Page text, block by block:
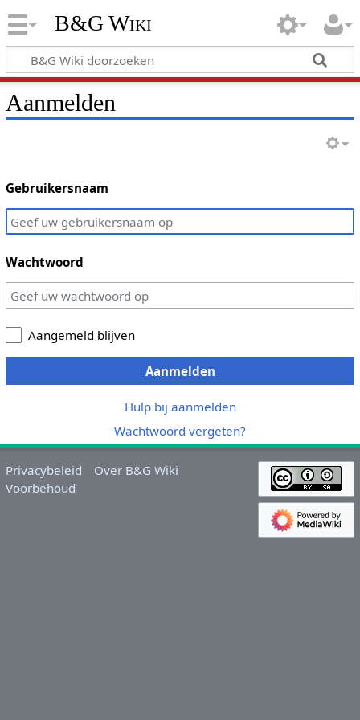
B&G Wiki
Aanmelden
Gebruikersnaam
Wachtwoord
Aangemeld blijven
Aanmelden
Hulp bij aanmelden
Wachtwoord vergeten?
Privacybeleid
Over B&G Wiki
Voorbehoud